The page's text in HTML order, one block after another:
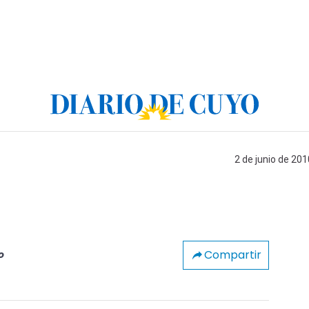
2 de junio de
Compartir